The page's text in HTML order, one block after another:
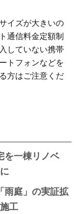
イズが大きいの
通信料金定額制
していない携帯
トフォンなどを
方はご注意くだ
を一棟リノベ
雨庭」の実証拡
工